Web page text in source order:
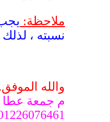
ملاحظة:
نسبته ، لذلك
والله
م جمعة عطا